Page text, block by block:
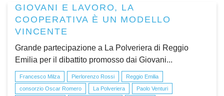
GIOVANI E LAVORO, LA
COOPERATIVA È UN MODELLO
VINCENTE
Grande partecipazione a La Polveriera di Reggio
Emilia per il dibattito promosso dai Giovani...
Francesco Milza Pierlorenzo Rossi
Reggio Emilia
consorzio Oscar Romero
La Polveriera
Paolo Venturi